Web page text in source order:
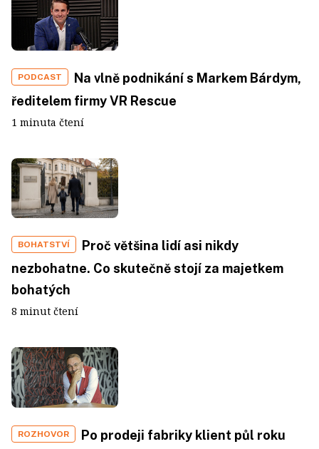
PODCAST
Na vlně podnikání s Markem Bárdym,
ředitelem firmy VR Rescue
1 minuta čtení
BOHATSTVÍ
Proč většina lidí asi nikdy
nezbohatne. Co skutečně stojí za majetkem
bohatých
8 minut čtení
ROZHOVOR
Po prodeji fabriky klient půl roku